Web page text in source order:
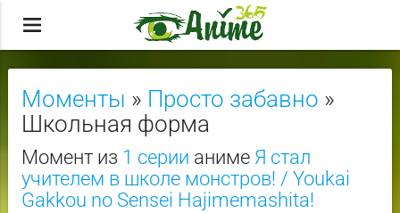
menu
Моменты » Просто забавно »
Школьная форма
Момент из 1 серии аниме Я стал
учителем в школе монстров! / Youkai
Gakkou no Sensei Hajimemashita!